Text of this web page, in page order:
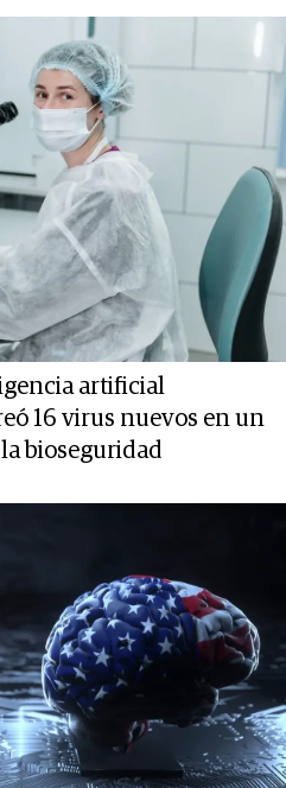
artificial
16 virus nuevos en un
bioseguridad